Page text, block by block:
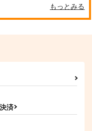
もっとみる
済